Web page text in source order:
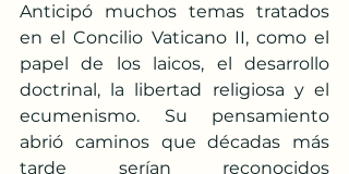
Anticipó muchos temas tratados
en el Concilio Vaticano II, como el
papel de los laicos, el desarrollo
doctrinal, la libertad religiosa y el
ecumenismo. Su pensamiento
abrió caminos que décadas más
tarde serían reconocidos